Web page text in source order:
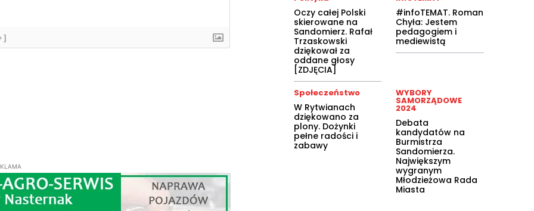
Oczy całej Polski
skierowane na
Sandomierz. Rafał
Trzaskowski
dziękował za
oddane głosy
[ZDJĘCIA]
#infoTEMAT. Roman
Chyła: Jestem
pedagogiem i
mediewistą
Społeczeństwo
W Rytwianach
dziękowano za
plony. Dożynki
pełne radości i
zabawy
WYBORY
SAMORZĄDOWE
2024
Debata
kandydatów na
Burmistrza
Sandomierza.
Największym
wygranym
Młodzieżowa Rada
Miasta